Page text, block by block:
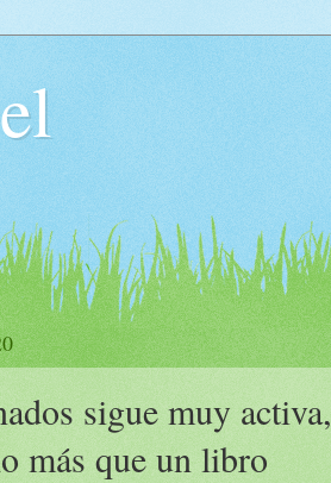
sigue muy activa,
más que un libro